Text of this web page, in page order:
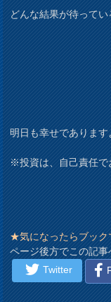
どんな結果が待って
明日も幸せでありま
※投資は、自己責任で
★気になったらブック
ページ後方でこの記
Twitter